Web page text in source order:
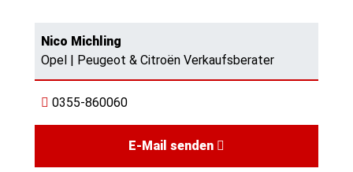
Nico Michling
Opel | Peugeot & Citroën Verkaufsberater
0355-860060
E-Mail senden